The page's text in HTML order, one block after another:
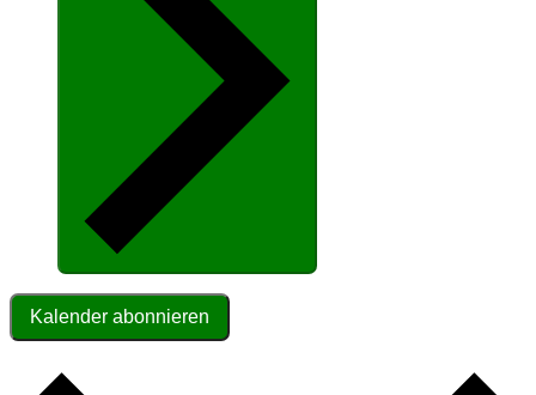
Kalender abonnieren